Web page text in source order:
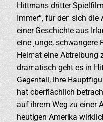
Hittmans dritter
Immer“, für den sich die
einer Geschichte aus
eine junge, schwangere
Heimat eine Abtreibung
dramatisch geht es in
Gegenteil, ihre
hat oberflächlich
auf ihrem Weg zu einer
heutigen Amerika